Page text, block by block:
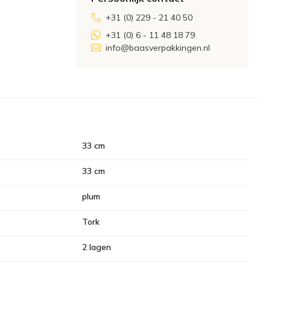
+31 (0) 229 - 21 40 50
+31 (0) 6 - 11 48 18 79
info@baasverpakkingen.nl
33 cm
33 cm
plum
Tork
2 lagen